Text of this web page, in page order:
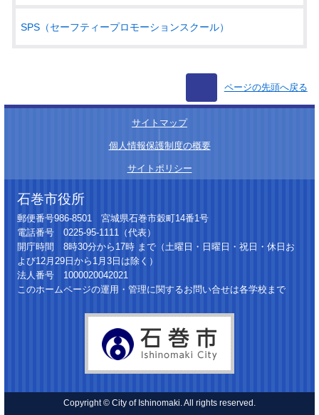
SPS（セーフティープロモーションスクール）
ページの先頭へ戻る
サイトマップ
個人情報保護制度の概要
サイトポリシー
石巻市役所
郵便番号986-8501 宮城県石巻市穀町14番1号
電話番号 0225-95-1111（代表）
開庁時間 8時30分から17時 まで（土曜日・日曜日・祝日・休日お
よび12月29日から1月3日は除く）
法人番号 1000020042021
このホームページの運用・管理に関するお問い合せは各学校まで
Copyright © City of Ishinomaki. All rights reserved.